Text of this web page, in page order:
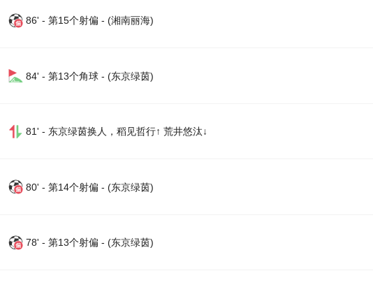
86' - 第15个射偏 - (湘南丽海)
84' - 第13个角球 - (东京绿茵)
81' - 东京绿茵换人，稻见哲行↑ 荒井悠汰↓
80' - 第14个射偏 - (东京绿茵)
78' - 第13个射偏 - (东京绿茵)